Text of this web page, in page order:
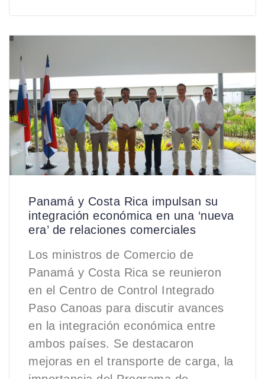
Panamá y Costa Rica impulsan su
integración económica en una ‘nueva
era’ de relaciones comerciales
Los ministros de Comercio de
Panamá y Costa Rica se reunieron
en el Centro de Control Integrado
Paso Canoas para discutir avances
en la integración económica entre
ambos países. Se destacaron
mejoras en el transporte de carga, la